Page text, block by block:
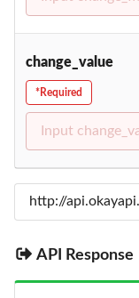
change_value
*Required
API Response